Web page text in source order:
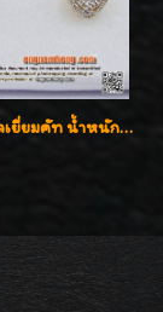
ต่างหูเพชรเบลเยี่ยมคัท น้ำหนักเพชร 0.99 กะรัต ต่างหูห้อยตุ้งติ้งหัวใจสวยน่ารักใส่ได้ทุกวันค่ะ